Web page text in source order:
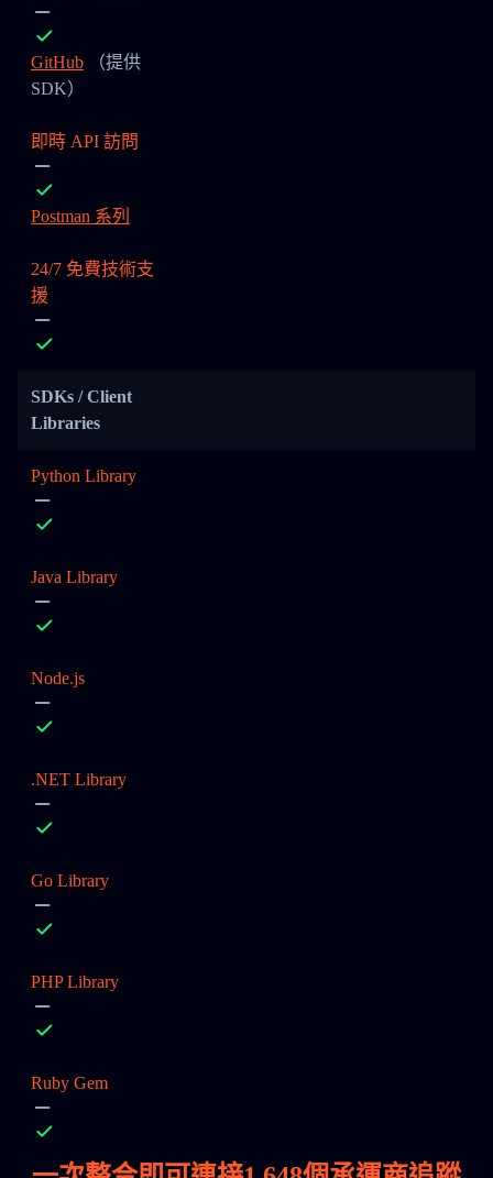
GitHub （提供
SDK）
即時 API 訪問
Postman 系列
24/7 免費技術支
援
SDKs / Client
Libraries
Python Library
Java Library
Node.js
.NET Library
Go Library
PHP Library
Ruby Gem